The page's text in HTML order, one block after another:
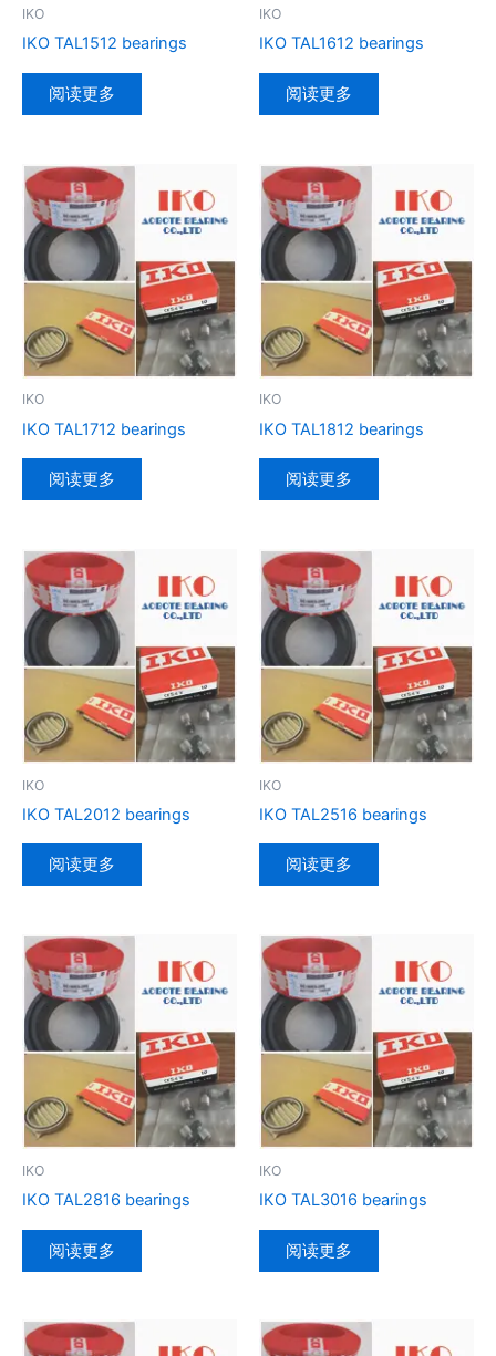
IKO
IKO TAL1512 bearings
阅读更多
IKO
IKO TAL1612 bearings
阅读更多
IKO
IKO TAL1712 bearings
阅读更多
IKO
IKO TAL1812 bearings
阅读更多
IKO
IKO TAL2012 bearings
阅读更多
IKO
IKO TAL2516 bearings
阅读更多
IKO
IKO TAL2816 bearings
阅读更多
IKO
IKO TAL3016 bearings
阅读更多